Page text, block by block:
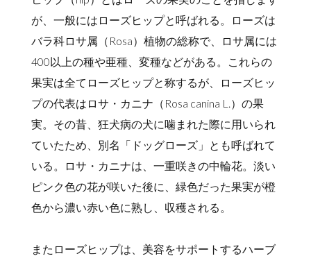
が、一般にはローズヒップと呼ばれる。ローズは
バラ科ロサ属（Rosa）植物の総称で、ロサ属には
400以上の種や亜種、変種などがある。これらの
果実は全てローズヒップと称するが、ローズヒッ
プの代表はロサ・カニナ（Rosa canina L.）の果
実。その昔、狂犬病の犬に噛まれた際に用いられ
ていたため、別名「ドッグローズ」とも呼ばれて
いる。ロサ・カニナは、一重咲きの中輪花。淡い
ピンク色の花が咲いた後に、緑色だった果実が橙
色から濃い赤い色に熟し、収穫される。
またローズヒップは、美容をサポートするハーブ